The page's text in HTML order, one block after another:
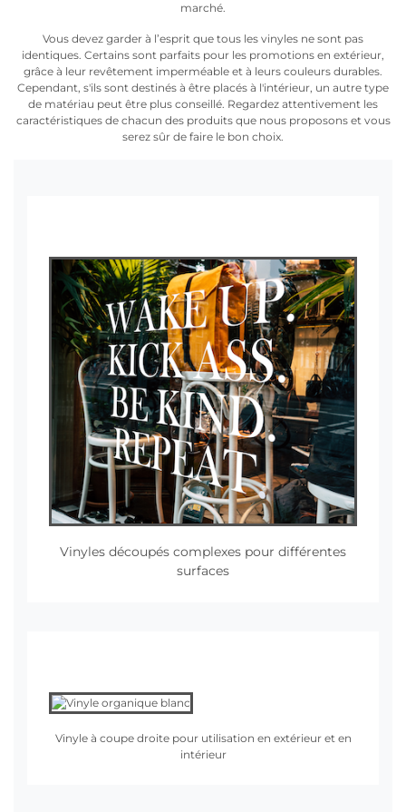
marché.
Vous devez garder à l’esprit que tous les vinyles ne sont pas
identiques. Certains sont parfaits pour les promotions en extérieur,
grâce à leur revêtement imperméable et à leurs couleurs durables.
Cependant, s'ils sont destinés à être placés à l'intérieur, un autre type
de matériau peut être plus conseillé. Regardez attentivement les
caractéristiques de chacun des produits que nous proposons et vous
serez sûr de faire le bon choix.
Vinyles découpés complexes pour différentes
surfaces
Vinyle à coupe droite pour utilisation en extérieur et en
intérieur